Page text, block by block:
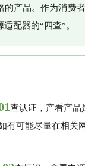
的产品。作为消费
配器的“四查”。
查认证，产看产品
有可能尽量在相关